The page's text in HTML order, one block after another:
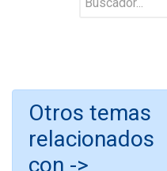
Otros temas
relacionados
con ->